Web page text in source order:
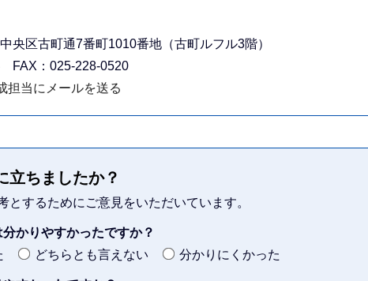
区古町通7番町1010番地（古町ルフル3階）
FAX：025-228-0520
担当にメールを送る
立ちましたか？
とするためにご意見をいただいています。
かりやすかったですか？
どちらとも言えない 分かりにくかった